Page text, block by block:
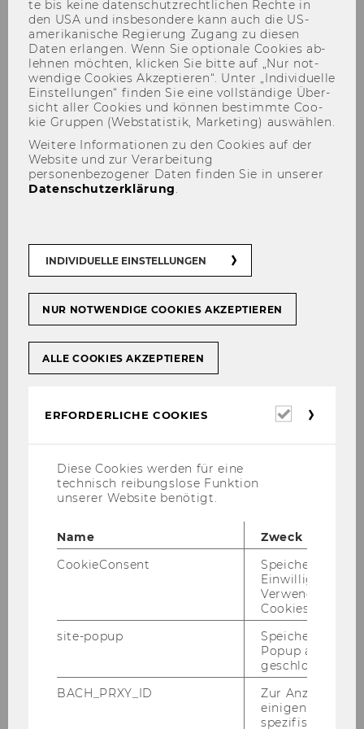
Bevollmächtigung/Department
Fremdsprachliche
Wirtschaftskommunikation
30
Bevollmächtigungen
Projektleiterinnen und
Projektleiter
Bevollmächtigungen gemäß §
Ausschreibungen von Stellen
für wissenschaftliches Personal
33
des 1. Stell­ver­tre­ten­den Vor­sit­zen­den des
Der Senat hat in sei­ner 16. Sit­zung vom 19. Ok­
to­ber 2005 Herrn Univ.Prof. Dr. Uwe Schu­bert
zum Vor­sit­zen­den des Se­na­tes sowie Herrn
Univ.Prof. Dr. Ga­bri­el Ober­mann zum 1. Stell­ver­
tre­ten­den Vor­sit­zen­den des Se­na­tes ge­wählt.
te bis keine da­ten­schutz­recht­li­chen Rech­te in
den USA und ins­be­son­de­re kann auch die US-​
amerikanische Re­gie­rung Zu­gang zu die­sen
Daten er­lan­gen. Wenn Sie op­tio­na­le Coo­kies ab­
leh­nen möch­ten, kli­cken Sie bitte auf „Nur not­
wen­di­ge Coo­kies Ak­zep­tie­ren“. Unter „In­di­vi­du­el­le
Ein­stel­lun­gen“ fin­den Sie eine voll­stän­di­ge Über­
sicht aller Coo­kies und kön­nen be­stimm­te Coo­
kie Grup­pen (Web­sta­tis­tik, Mar­ke­ting) aus­wäh­len.
Weitere Informationen zu den Cookies auf der
Website und zur Verarbeitung
personenbezogener Daten finden Sie in unserer
Datenschutzerklärung
INDIVIDUELLE EINSTELLUNGEN
NUR NOTWENDIGE COOKIES AKZEPTIEREN
ALLE COOKIES AKZEPTIEREN
ERFORDERLICHE COOKIES
Diese Cookies werden für eine
technisch reibungslose Funktion
unserer Website benötigt.
Name
Zweck
CookieConsent
Speichert Ihre
Einwilligung zur
Verwendung von
Cookies.
site-popup
Speichert ob ein
Popup
geschlossen
BACH_PRXY_ID
Zur Anzeige von
einigen WU-
spezifischen